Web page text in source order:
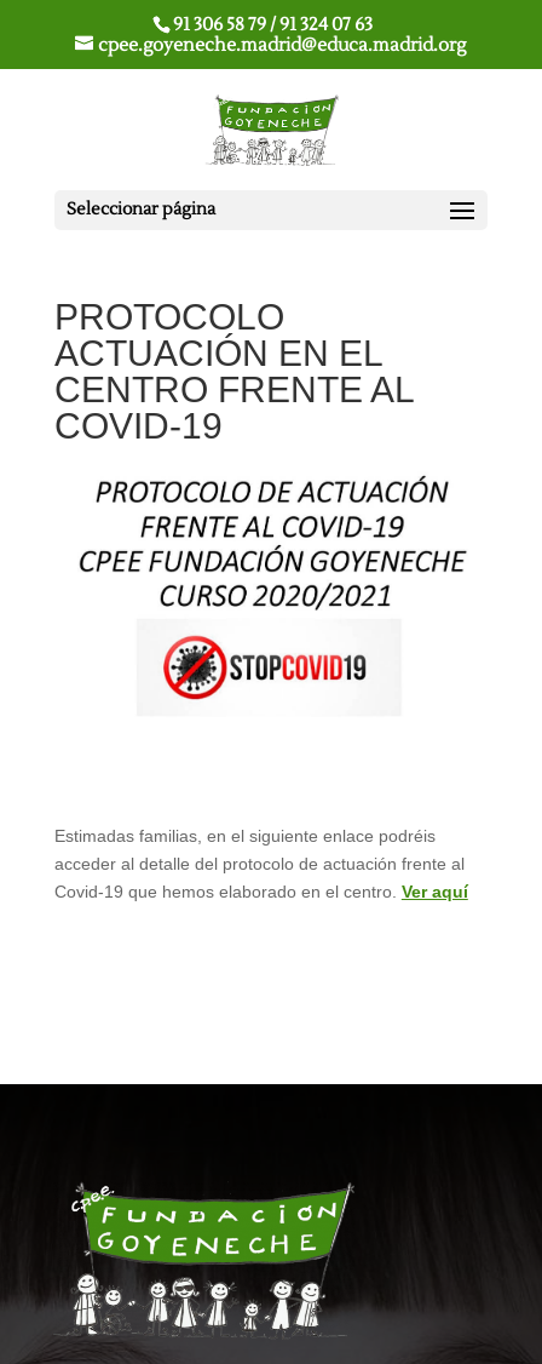
91 306 58 79 / 91 324 07 63
cpee.goyeneche.madrid@educa.madrid.org
Seleccionar página
PROTOCOLO
ACTUACIÓN EN EL
CENTRO FRENTE AL
COVID-19
Estimadas familias, en el siguiente enlace podréis
acceder al detalle del protocolo de actuación frente al
Covid-19 que hemos elaborado en el centro. Ver aquí